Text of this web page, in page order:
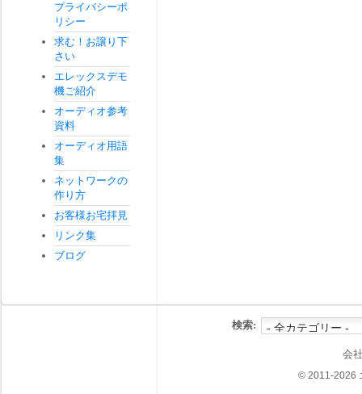
プライバシーポ
リシー
求む！お譲り下
さい
エレックスデモ
機ご紹介
オーディオ参考
資料
オーディオ用語
集
ネットワークの
作り方
お客様お宅拝見
リンク集
ブログ
検索:
会
© 2011-2026